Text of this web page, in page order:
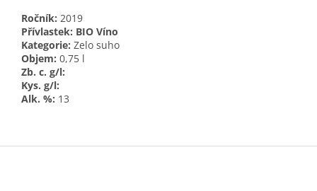
Ročník: 2019
Přívlastek: BIO Víno
Kategorie: Zelo suho
Objem: 0,75 l
Zb. c. g/l:
Kys. g/l:
Alk. %: 13
Z